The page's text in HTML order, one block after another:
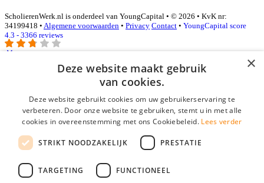
ScholierenWerk.nl is onderdeel van YoungCapital • © 2026 • KvK nr:
34199418 • Algemene voorwaarden • Privacy Contact • YoungCapital score
4.3 - 3366 reviews
E-mail*
Wachtwoord
login gegevens onthouden
login
×
Deze website maakt gebruik
van cookies.
Deze website gebruikt cookies om uw gebruikerservaring te
verbeteren. Door onze website te gebruiken, stemt u in met alle
cookies in overeenstemming met ons Cookiebeleid. Lees verder
STRIKT NOODZAKELIJK PRESTATIE
TARGETING FUNCTIONEEL